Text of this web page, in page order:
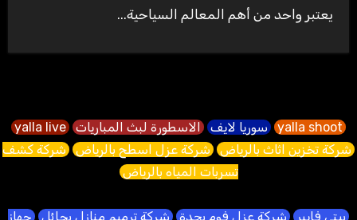
يعتبر واحد من أهم المعالم السياحية...
yalla shoot سوريا لايف الاسطورة لبث المباريات yalla live
شركة تخزين اثاث بالرياض شركة عزل اسطح بالرياض شركة كشف
تسربات المياه بالرياض
بيتي فايبر شركة عزل فوم بجدة شركة ترميم منازل بحائل جهاز